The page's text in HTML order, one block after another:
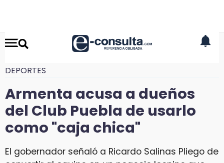
DEPORTES
Armenta acusa a dueños
del Club Puebla de usarlo
como "caja chica"
El gobernador señaló a Ricardo Salinas Pliego de